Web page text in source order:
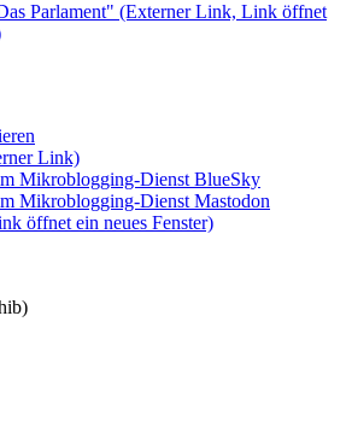
Parlament" (Externer Link, Link öffnet
Link)
Mikroblogging-Dienst BlueSky
Mikroblogging-Dienst Mastodon
öffnet ein neues Fenster)